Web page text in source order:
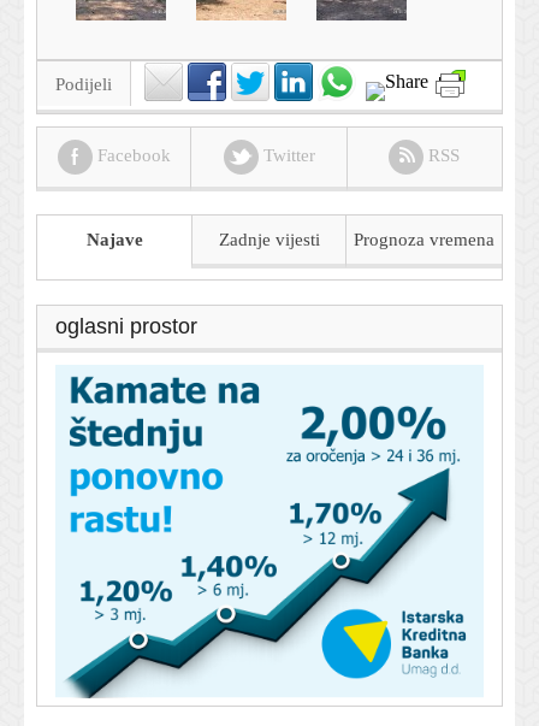
Podijeli
Facebook Twitter RSS
Najave Zadnje vijesti Prognoza vremena
oglasni prostor